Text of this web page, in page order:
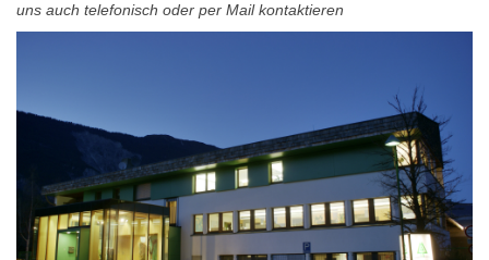
uns auch telefonisch oder per Mail kontaktieren